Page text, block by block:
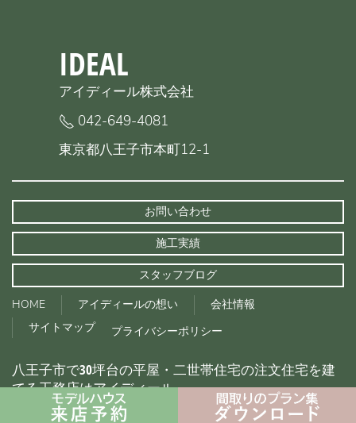
IDEAL
アイディール株式会社
042-649-4081
東京都八王子市本町12-1
お問い合わせ
施工実績
スタッフブログ
HOME
アイディールの想い
会社情報
サイトマップ
プライバシーポリシー
八王子市で30坪台の平屋・二世帯住宅の注文住宅を建
てる工務店はアイディール